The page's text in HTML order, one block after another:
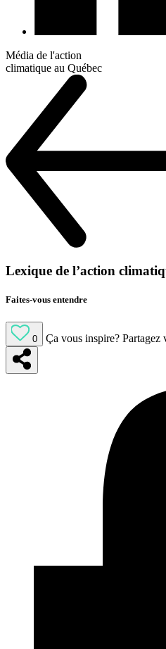
Média de l'action
climatique au Québec
Lexique de l’action
Faites-vous entendre
0 Ça vous inspire? Partagez